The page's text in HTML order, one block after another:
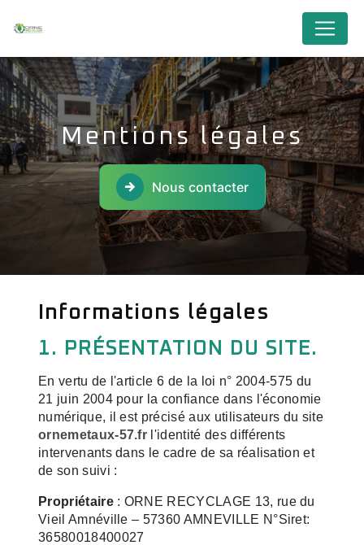
Mentions légales
Nous contacter
Informations légales
1. PRÉSENTATION DU SITE.
En vertu de l'article 6 de la loi n° 2004-575 du
21 juin 2004 pour la confiance dans l'économie
numérique, il est précisé aux utilisateurs du site
ornemetaux-57.fr l'identité des différents
intervenants dans le cadre de sa réalisation et
de son suivi :
Propriétaire: ORNE RECYCLAGE 13, rue du
Vieil Amnéville – 57360 AMNEVILLE N°Siret:
36580018400027